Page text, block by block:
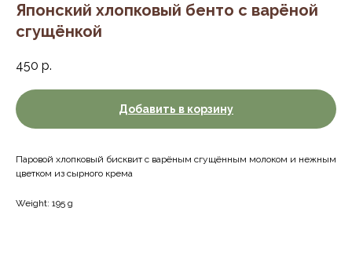
Японский хлопковый бенто с варёной
сгущёнкой
450 р.
Добавить в корзину
Паровой хлопковый бисквит с варёным сгущённым молоком и нежным
цветком из сырного крема
Weight: 195 g